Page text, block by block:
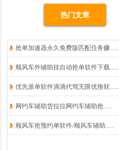
抢单加速器永久免费版匹配任务赚......
顺风车外辅助挂自动抢单软件下载......
优先派单软件滴滴代驾无限优推软......
网约车辅助货拉拉网约车辅助抢......
顺风车抢预约单软件/顺风车辅助......
热门文章